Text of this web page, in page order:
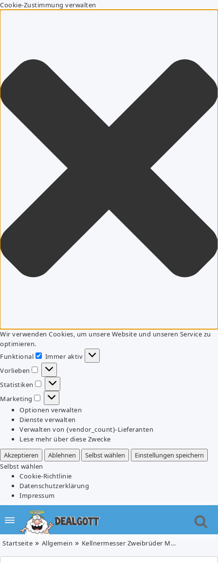
Cookie-Zustimmung verwalten
Wir verwenden Cookies, um unsere Website und unseren Service zu
optimieren.
Funktional
Funktional
Immer aktiv
Vorlieben
Vorlieben
Statistiken
Statistiken
Marketing
Marketing
Optionen verwalten
Dienste verwalten
Verwalten von {vendor_count}-Lieferanten
Lese mehr über diese Zwecke
Akzeptieren
Ablehnen Selbst wählen
Einstellungen speichern
Selbst wählen
Cookie-Richtlinie
Datenschutzerklärung
Impressum
Startseite Allgemein Kellnermesser Zweibrüder Mammut für 2,99€